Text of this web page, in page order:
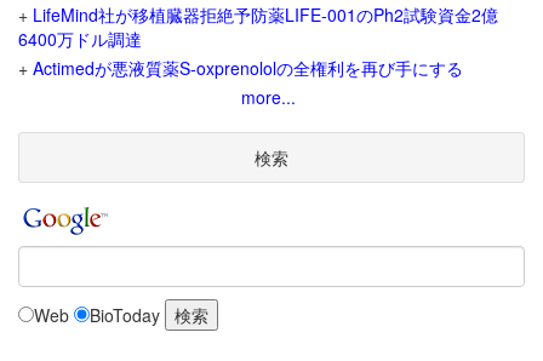
+ LifeMind社が移植臓器拒絶予防薬LIFE-001のPh2試験資金2億
6400万ドル調達
+ Actimedが悪液質薬S-oxprenololの全権利を再び手にする
more...
検索
Web BioToday